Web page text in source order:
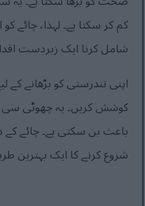
کم کر سکتا ہے۔ لہذا، چائے
شامل کرنا ایک زبردست
اپنی تندرستی کو بڑھانے
کوشش کریں۔ یہ چھوٹی
باعث بن سکتی ہے۔ چائے کے
شروع کرنے کا ایک بہترین